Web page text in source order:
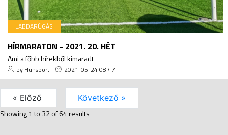
LABDARÚGÁS
HÍRMARATON - 2021. 20. HÉT
Ami a főbb hírekből kimaradt
by Hunsport 2021-05-24 08:47
« Előző Következő »
Showing1 to 32of64results